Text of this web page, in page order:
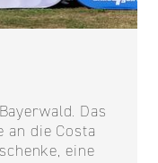
Das
an die Costa
eine